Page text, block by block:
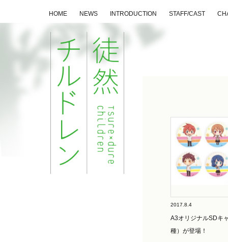
HOME NEWS INTRODUCTION STAFF/CAST
2017.8.4
A3オリジナルSDキ
種）が登場！